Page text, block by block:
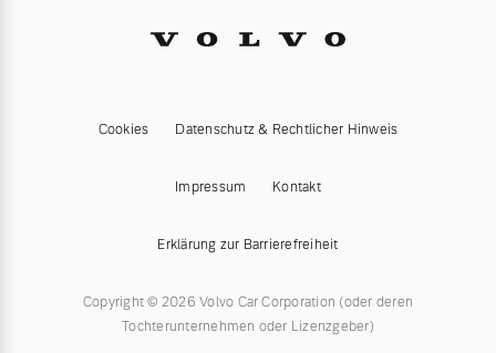
Cookies Datenschutz & Rechtlicher Hinweis
Impressum Kontakt
Erklärung zur Barrierefreiheit
Copyright © 2026 Volvo Car Corporation (oder deren
Tochterunternehmen oder Lizenzgeber)